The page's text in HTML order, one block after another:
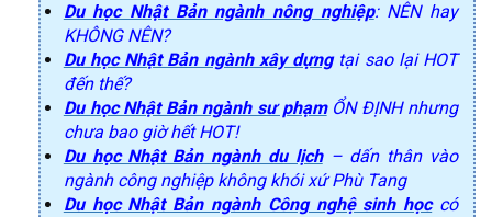
Du học Nhật Bản ngành nông nghiệp: NÊN hay
KHÔNG NÊN?
Du học Nhật Bản ngành xây dựngtại sao lại HOT
đến thế?
Du học Nhật Bản ngành sư phạmỔN ĐỊNH nhưng
chưa bao giờ hết HOT!
Du học Nhật Bản ngành du lịch– dấn thân vào
ngành công nghiệp không khói xứ Phù Tang
Du học Nhật Bản ngành Công nghệ sinh họccó